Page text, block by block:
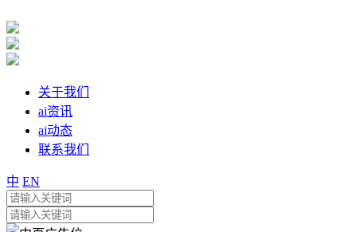
关于我们
ai资讯
ai动态
联系我们
中 EN